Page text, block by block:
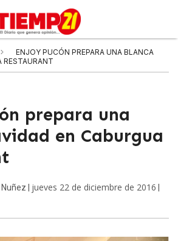
ENJOY PUCÓN PREPARA UNA BLANCA
RESTAURANT
prepara una
en Caburgua
| jueves 22 de diciembre de 2016